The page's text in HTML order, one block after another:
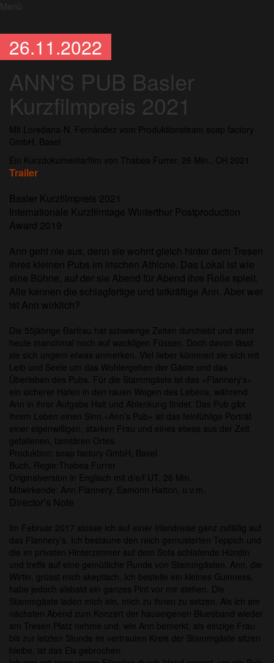
Menü
26.11.2022
ANN'S PUB Basler
Kurzfilmpreis 2021
Mit Loredana-N. Fernández vom Produktionsteam soap factory
GmbH, Basel
Ein Kurzdokumentarfilm von Thabea Furrer, 26 Min., CH 2021
Trailer
Basler Kurzfilmpreis 2021
Internationale Kurzfilmtage Winterthur Postproduction
Award 2019
Ann geht nie aus, denn sie wohnt gleich hinter dem Tresen
ihres kleinen Pubs im irischen Athlone. Das Lokal ist wie
eine Bühne, auf der sie Abend für Abend ihre Rolle spielt.
Alle kennen die schlagfertige und tatkräftige Ann. Aber wer
ist Ann wirklich?
Die 55jährige Barfrau hat schwierige Zeiten durchlebt und steht
heute manchmal noch auf wackligen Füssen. Doch davon lässt
sie sich ungern etwas anmerken. Viel lieber kümmert sie sich mit
Leib und Seele um das Wohlergehen der Gäste und das
Überleben des Pubs. Für die Stammgäste ist das «Flannery’s»
ein sicherer Hafen in den rauen Wogen des Lebens, während
Ann in ihrer Aufgabe Halt und Ablenkung findet. Das Pub gibt
ihrem Leben einen Sinn.«Ann’s Pub» ist das feinfühlige Porträt
einer eigenwilligen, starken Frau und eines etwas aus der Zeit
gefallenen, familären Ortes.
Produktion: soap factory GmbH, Basel
Buch, Regie: Thabea Furrer
Originalversion in Englisch mit d/e/f UT, 26 Min.
Mitwirkende: Ann Flannery, Eamonn Hatton, u.v.m.
Director’s Note
Im Februar 2017 stosse ich auf einer Irlandreise ganz zufällig auf
das Flannery’s. Ich bestaune den reich gemusterten Teppich und
die im privaten Hinterzimmer auf dem Sofa schlafende Hündin
und treffe auf eine gemütliche Runde von Stammgästen. Ann, die
Wirtin, grüsst mich skeptisch. Ich bestelle ein kleines Guinness,
habe jedoch alsbald ein ganzes Pint vor mir stehen. Die
Stammgäste laden mich ein, mich zu ihnen zu setzen. Als ich am
nächsten Abend zum Konzert der hauseigenen Bluesband wieder
am Tresen Platz nehme und, wie Ann bemerkt, als einzige Frau
bis zur letzten Stunde im vertrauten Kreis der Stammgäste sitzen
bleibe, ist das Eis gebrochen.